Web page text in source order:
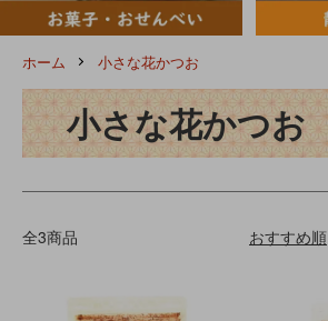
ホーム 小さな花かつお
小さな花かつお
全3商品 おすすめ順